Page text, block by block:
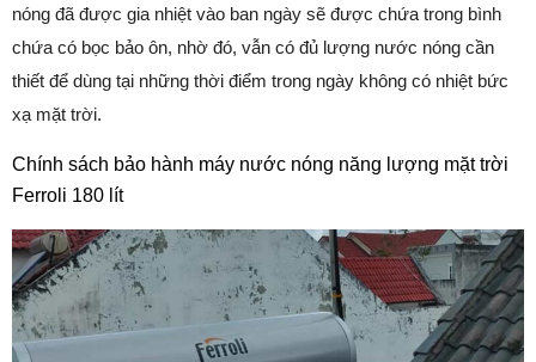
nóng đã được gia nhiệt vào ban ngày sẽ được chứa trong bình
chứa có bọc bảo ôn, nhờ đó, vẫn có đủ lượng nước nóng cần
thiết để dùng tại những thời điểm trong ngày không có nhiệt bức
xạ mặt trời.
Chính sách bảo hành máy nước nóng năng lượng mặt trời
Ferroli 180 lít